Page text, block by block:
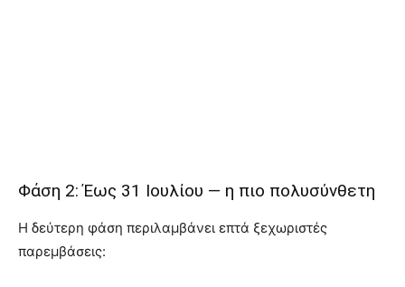
Φάση 2: Έως 31 Ιουλίου — η πιο πολυσύνθετη
Η δεύτερη φάση περιλαμβάνει επτά ξεχωριστές
παρεμβάσεις: